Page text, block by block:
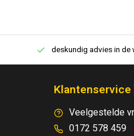
deskundig advies in de
Klantenservice
Veelgestelde
0172 578 459